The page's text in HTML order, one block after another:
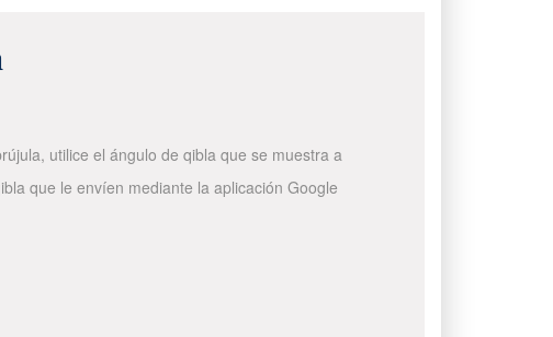
utilice el ángulo de qibla que se muestra a
que le envíen mediante la aplicación Google